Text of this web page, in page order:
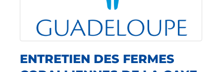
ENTRETIEN DES FERMES